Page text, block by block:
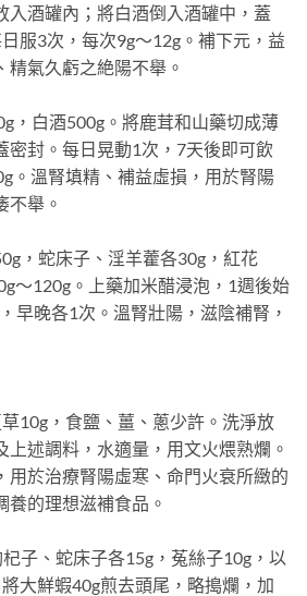
入酒罐內；將白酒倒入酒罐中，蓋
服3次，每次9g～12g。補下元，益
氣久虧之絶陽不舉。
白酒500g。將鹿茸和山藥切成薄
密封。每日晃動1次，7天後即可飲
。溫腎填精、補益虛損，用於腎陽
不舉。
蛇床子、淫羊藿各30g，紅花
～120g。上藥加米醋浸泡，1週後始
早晚各1次。溫腎壯陽，滋陰補腎，
，食鹽、薑、蔥少許。洗淨放
上述調料，水適量，用文火煨熟爛。
用於治療腎陽虛寒、命門火衰所緻的
養的理想滋補食品。
、蛇床子各15g，菟絲子10g，以
大鮮蝦40g煎去頭尾，略搗爛，加